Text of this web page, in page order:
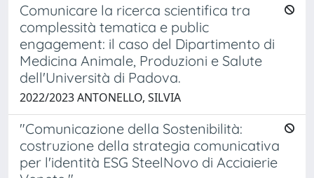
Comunicare la ricerca scientifica tra
complessità tematica e public
engagement: il caso del Dipartimento di
Medicina Animale, Produzioni e Salute
dell'Università di Padova.
2022/2023 ANTONELLO, SILVIA
"Comunicazione della Sostenibilità:
costruzione della strategia comunicativa
per l'identità ESG SteelNovo di Acciaierie